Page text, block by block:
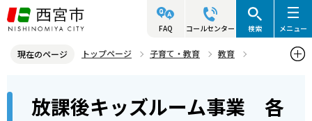
こ
の
ジ
FAQ コールセンター 検索 メニュー
現在のページ トップページ 子育て・教育
教育
放課後キッズルーム事業 各実施校の開催内容について
放課後キッズルーム事業 各